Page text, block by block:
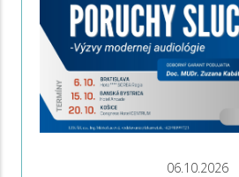
06.10.2026